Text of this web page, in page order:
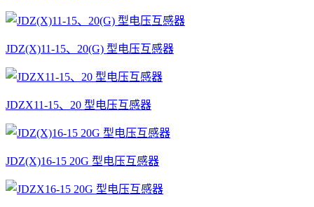
JDZ(X)11-15、20(G) 型电压互感器
JDZX11-15、20 型电压互感器
JDZ(X)16-15 20G 型电压互感器